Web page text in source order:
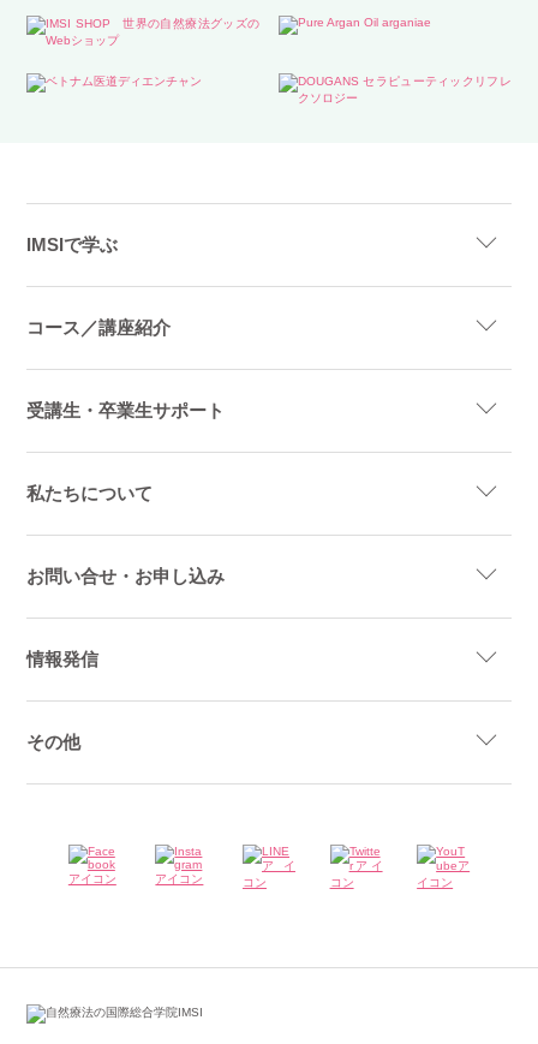
IMSIで学ぶ
コース／講座紹介
受講生・卒業生サポート
私たちについて
お問い合せ・お申し込み
情報発信
その他